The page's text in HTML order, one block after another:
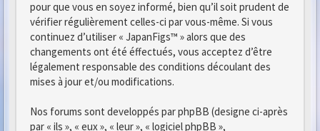
pour que vous en soyez informé, bien qu’il soit prudent de
vérifier régulièrement celles-ci par vous-même. Si vous
continuez d’utiliser « JapanFigs™ » alors que des
changements ont été éffectués, vous acceptez d’être
légalement responsable des conditions découlant des
mises à jour et/ou modifications.
Nos forums sont developpés par phpBB (designe ci-après
par « ils », « eux », « leur », « logiciel phpBB »,